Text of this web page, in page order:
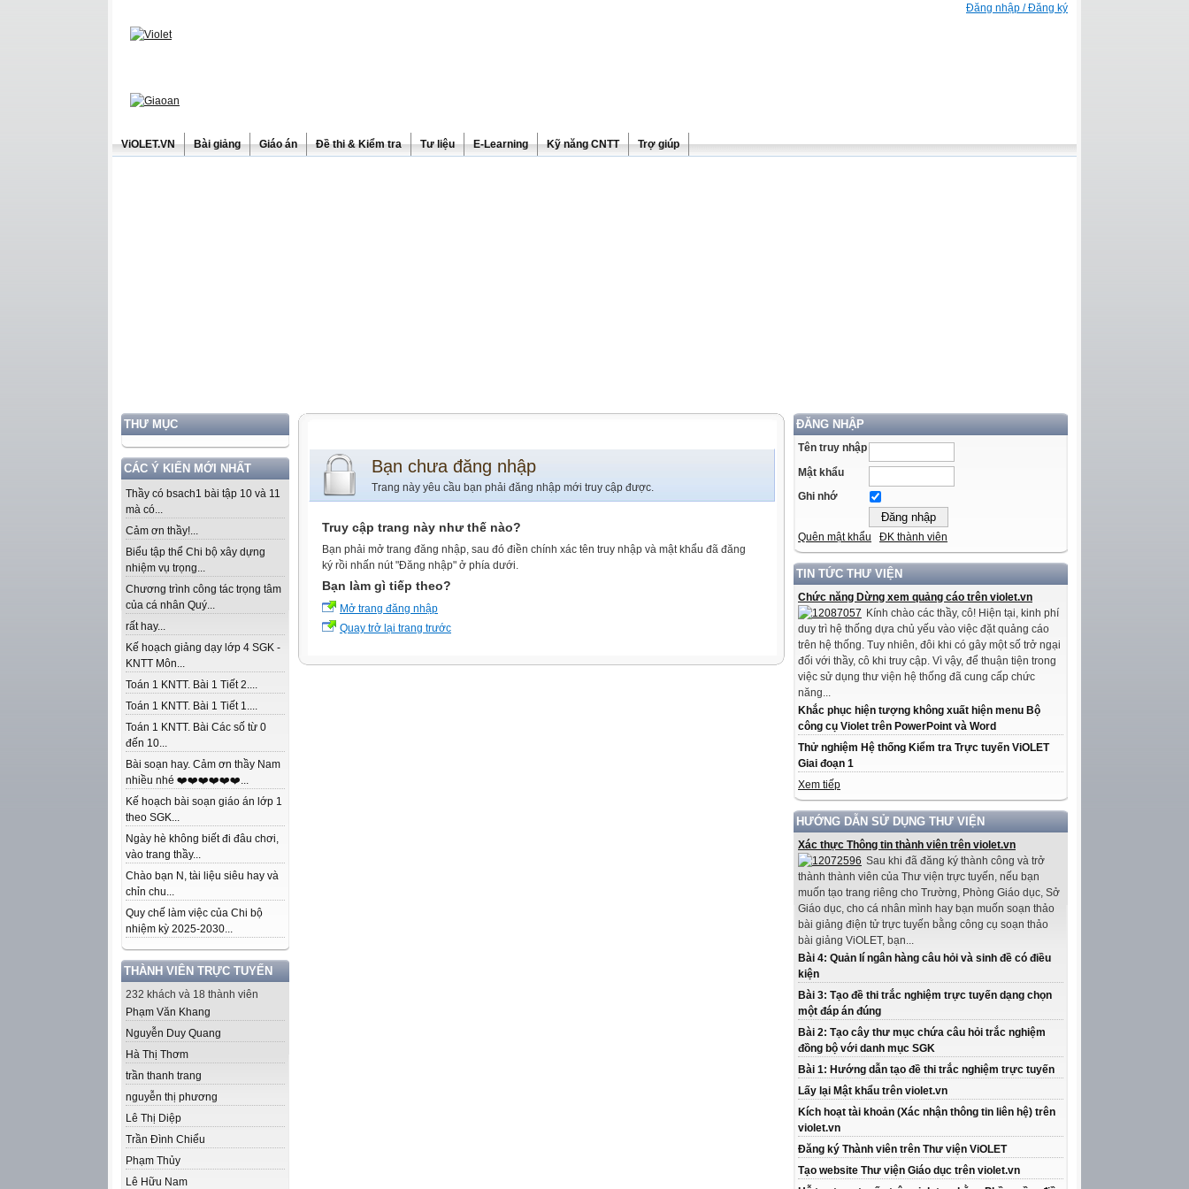
Đăng nhập / Đăng ký
ViOLET.VN Bài giảng Giáo án Đề thi & Kiểm tra Tư liệu E-Learning Kỹ năng CNTT Trợ giúp
THƯ MỤC
CÁC Ý KIẾN MỚI NHẤT
Thầy có bsach1 bài tập 10 và 11
mà có...
Cảm ơn thầy!...
Biểu tập thể Chi bộ xây dựng
nhiệm vụ trọng...
Chương trình công tác trọng tâm
của cá nhân Quý...
rất hay...
Kế hoạch giảng dạy lớp 4 SGK -
KNTT Môn...
Toán 1 KNTT. Bài 1 Tiết 2....
Toán 1 KNTT. Bài 1 Tiết 1....
Toán 1 KNTT. Bài Các số từ 0
đến 10...
Bài soạn hay. Cảm ơn thầy Nam
nhiều nhé ❤️❤️❤️❤️❤️❤️...
Kế hoạch bài soạn giáo án lớp 1
theo SGK...
Ngày hè không biết đi đâu chơi,
vào trang thầy...
Chào bạn N, tài liệu siêu hay và
chỉn chu...
Quy chế làm việc của Chi bộ
nhiệm kỳ 2025-2030...
THÀNH VIÊN TRỰC TUYẾN
232 khách và 18 thành viên
Phạm Văn Khang
Nguyễn Duy Quang
Hà Thị Thơm
trần thanh trang
nguyễn thị phương
Lê Thị Diệp
Trần Đình Chiểu
Phạm Thủy
Lê Hữu Nam
ĐĂNG NHẬP
Tên truy nhập
Mật khẩu
Ghi nhớ
Quên mật khẩu ĐK thành viên
TIN TỨC THƯ VIỆN
Chức năng Dừng xem quảng cáo trên violet.vn
Kính chào các thầy, cô! Hiện tại, kinh phí
duy trì hệ thống dựa chủ yếu vào việc đặt quảng cáo
trên hệ thống. Tuy nhiên, đôi khi có gây một số trở ngại
đối với thầy, cô khi truy cập. Vì vậy, để thuận tiện trong
việc sử dụng thư viện hệ thống đã cung cấp chức
năng...
Khắc phục hiện tượng không xuất hiện menu Bộ
công cụ Violet trên PowerPoint và Word
Thử nghiệm Hệ thống Kiểm tra Trực tuyến ViOLET
Giai đoạn 1
Xem tiếp
HƯỚNG DẪN SỬ DỤNG THƯ VIỆN
Xác thực Thông tin thành viên trên violet.vn
Sau khi đã đăng ký thành công và trở
thành thành viên của Thư viện trực tuyến, nếu bạn
muốn tạo trang riêng cho Trường, Phòng Giáo dục, Sở
Giáo dục, cho cá nhân mình hay bạn muốn soạn thảo
bài giảng điện tử trực tuyến bằng công cụ soạn thảo
bài giảng ViOLET, bạn...
Bài 4: Quản lí ngân hàng câu hỏi và sinh đề có điều
kiện
Bài 3: Tạo đề thi trắc nghiệm trực tuyến dạng chọn
một đáp án đúng
Bài 2: Tạo cây thư mục chứa câu hỏi trắc nghiệm
đồng bộ với danh mục SGK
Bài 1: Hướng dẫn tạo đề thi trắc nghiệm trực tuyến
Lấy lại Mật khẩu trên violet.vn
Kích hoạt tài khoản (Xác nhận thông tin liên hệ) trên
violet.vn
Đăng ký Thành viên trên Thư viện ViOLET
Tạo website Thư viện Giáo dục trên violet.vn
Bạn chưa đăng nhập
Trang này yêu cầu bạn phải đăng nhập mới truy cập được.
Truy cập trang này như thế nào?
Bạn phải mở trang đăng nhập, sau đó điền chính xác tên truy nhập và mật khẩu đã đăng
ký rồi nhấn nút "Đăng nhập" ở phía dưới.
Bạn làm gì tiếp theo?
Mở trang đăng nhập
Quay trở lại trang trước